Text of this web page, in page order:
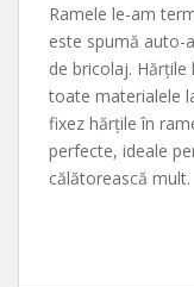
Ramele le-am
este spumă auto-
de bricolaj.
toate materialele
fixez hărțile în
perfecte, ideale
călătorească mult.